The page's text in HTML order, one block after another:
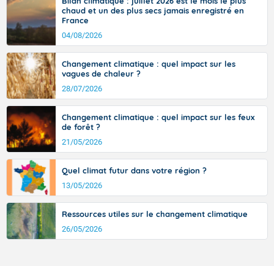
ouest, dans un secteur qui part du Roussillon à la vallée de l’Aude et à
l’ouest de l’Hérault. L’étymologie de ce vent vient du latin trasmontanus,
signifiant au-delà des monts, en allusion aux régions montagneuses
d’où provient ce vent.
chaud et un des plus secs jamais enregistré en
France
04/08/2026
Changement climatique : quel impact sur les
vagues de chaleur ?
28/07/2026
Changement climatique : quel impact sur les feux
de forêt ?
21/05/2026
Quel climat futur dans votre région ?
13/05/2026
Ressources utiles sur le changement climatique
26/05/2026